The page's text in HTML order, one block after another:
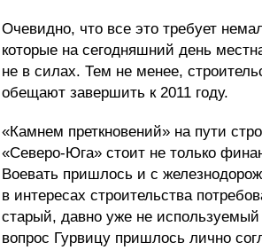
Очевидно, что все это требует
которые на сегодняшний день
не в силах. Тем не менее,
обещают завершить к 2011 году.
«Камнем преткновений» на пути
«Северо-Юга» стоит не только
Воевать пришлось и с
в интересах строительства
старый, давно уже не используемый
вопрос Гурвицу пришлось лично